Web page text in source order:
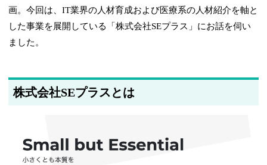
画。今回は、IT業界の人材育成および医療系の人材紹介を軸と
した事業を展開している「株式会社SEプラス」にお話を伺い
ました。
株式会社SEプラスとは